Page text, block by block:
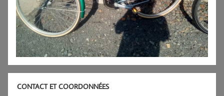
CONTACT ET COORDONNÉES